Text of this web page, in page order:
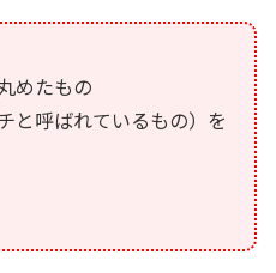
めたもの
と呼ばれているもの）を